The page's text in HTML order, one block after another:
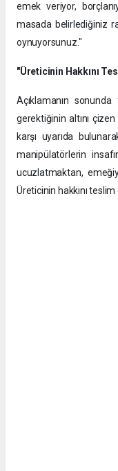
emek veriyor,
masada belirlediğiniz
oynuyorsunuz."
"Üreticinin Hakkını
Açıklamanın sonunda
gerektiğinin altını
karşı uyarıda
manipülatörlerin
ucuzlatmaktan,
Üreticinin hakkını